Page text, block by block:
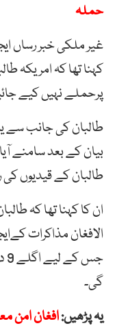
حملہ
غیر ملکی خبر رساں
کہنا تھا کہ امریکہ
پرحملے نہیں کیے
طالبان کی جانب سے
بیان کے بعد سامنے
طالبان کے قیدیوں کی
ان کا کہنا تھا کہ
الافغان مذاکرات
گی۔
یہ پڑھیں:افغان امن